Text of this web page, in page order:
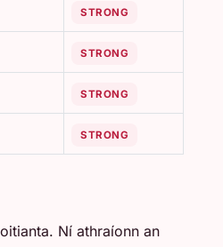
STRONG
STRONG
STRONG
STRONG
Ní athraíonn an